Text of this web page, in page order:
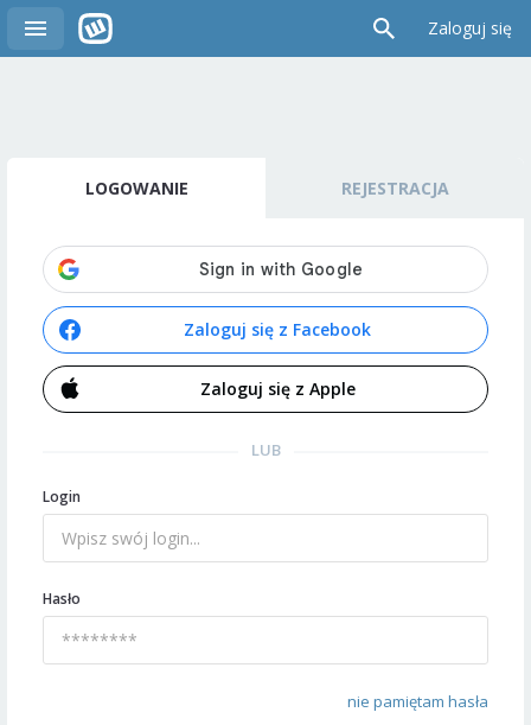
Zaloguj się
LOGOWANIE REJESTRACJA
Zaloguj się z Facebook
Zaloguj się z Apple
LUB
Login
Hasło
nie pamiętam hasła